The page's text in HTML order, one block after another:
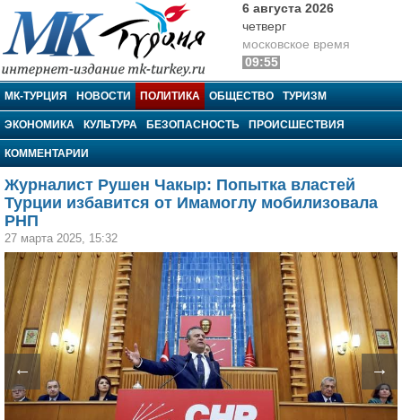
МК-Турция
6 августа 2026
четверг
московское время
09:55
МК-ТУРЦИЯ НОВОСТИ ПОЛИТИКА ОБЩЕСТВО ТУРИЗМ
ЭКОНОМИКА КУЛЬТУРА БЕЗОПАСНОСТЬ ПРОИСШЕСТВИЯ
КОММЕНТАРИИ
Журналист Рушен Чакыр: Попытка властей
Турции избавится от Имамоглу мобилизовала
РНП
27 марта 2025, 15:32
← →